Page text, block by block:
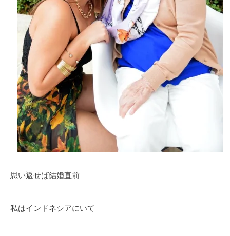
思い返せば結婚直前
私はインドネシアにいて